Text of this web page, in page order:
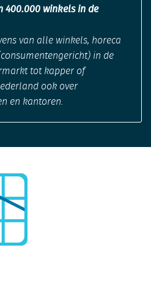
400.000 winkels in de
van alle winkels, horeca
in de
tot kapper of
ook over
en kantoren.